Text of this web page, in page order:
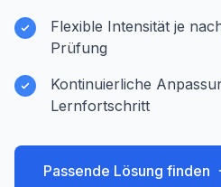
Flexible Intensität je
Prüfung
Kontinuierliche
Lernfortschritt
Passende Lösung finden